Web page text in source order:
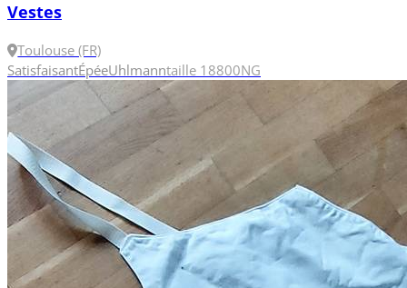
Vestes
Toulouse (FR)
SatisfaisantÉpéeUhlmanntaille 18800NG